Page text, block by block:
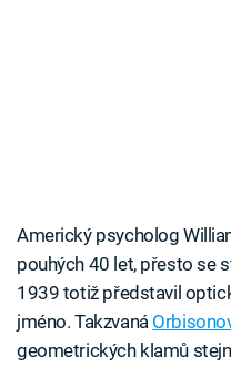
Americký psycholog
pouhých 40 let, přesto se
1939 totiž představil
jméno. Takzvaná
geometrických klamů